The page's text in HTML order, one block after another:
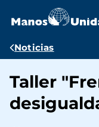
contenido
Ruta
navegación
Noticias
Taller